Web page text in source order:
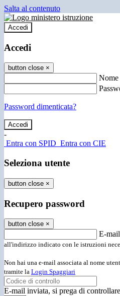
Salta al contenuto
Accedi
Accedi
button close ×
Nome
Password dimenticata?
-
Entra con SPID Entra con CIE
Seleziona utente
button close ×
Recupero password
button close ×
E-mail
all'indirizzo indicato con le istruzioni
Non hai una e-mail associata al nome
tramite la Login Spaggiari
E-mail inviata, si prega di